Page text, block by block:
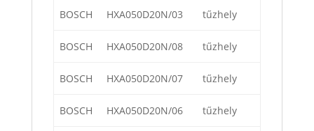
BOSCH HXA050D20N/03 tűzhely
BOSCH HXA050D20N/08 tűzhely
BOSCH HXA050D20N/07 tűzhely
BOSCH HXA050D20N/06 tűzhely